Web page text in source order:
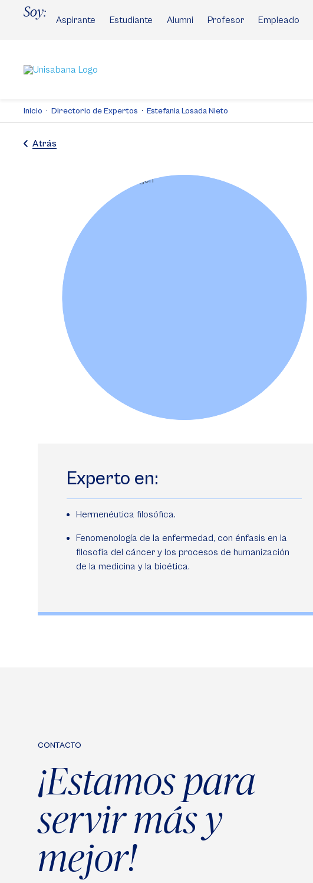
Soy:
Aspirante Estudiante Alumni Profesor Empleado
Inicio Directorio de Expertos Estefania Losada Nieto
Atrás
Experto en:
Hermenéutica filosófica.
Fenomenología de la enfermedad, con énfasis en la
filosofía del cáncer y los procesos de humanización
de la medicina y la bioética.
CONTACTO
¡Estamos para
servir más y
mejor!